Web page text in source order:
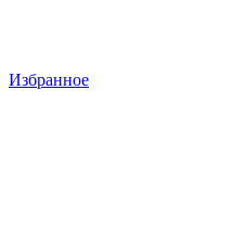
Избранное